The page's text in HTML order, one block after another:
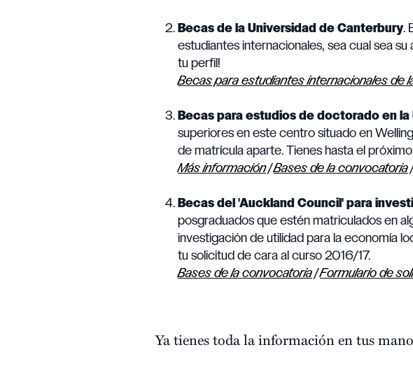
Becas de la Universidad de Canterbury.
estudiantes internacionales, sea cual sea su
tu perfil!
Becas para estudiantes internacionales de
Becas para estudios de doctorado en
superiores en este centro situado en
de matrícula aparte. Tienes hasta el
Más información|Bases de la convocatoria
Becas del 'Auckland Council' para
posgraduados que estén matriculados en
investigación de utilidad para la economía
tu solicitud de cara al curso 2016/17.
Bases de la convocatoria|Formulario de
Ya tienes toda la información en tus